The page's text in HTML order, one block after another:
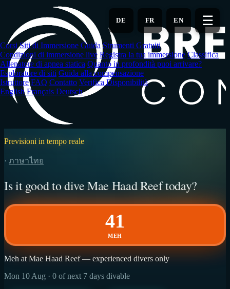
contenuto
principale
EN
FR
DE ☰
Corsi Siti di Immersione Guida Strumenti Gratuiti
Condizioni di immersione live Registra la tua immersione Classifica
Allenatore di apnea statica Quanto in profondità puoi arrivare?
Esploratore di siti Guida alla compensazione
Istruttore FAQ Contatto Verifica Disponibilità
EnglishFrançais Deutsch
Previsioni in tempo reale
· ภาษาไทย
Is it good to dive Mae Haad Reef today?
41
MEH
Meh at Mae Haad Reef — experienced divers only
Mon 10 Aug · 0 of next 7 days divable